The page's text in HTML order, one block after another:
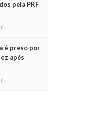
pela PRF
Natal
é preso por
após